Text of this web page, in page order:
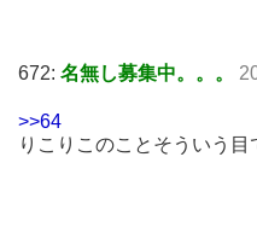
672: 名無し募集中。。。
>>64
りこりこのことそういう